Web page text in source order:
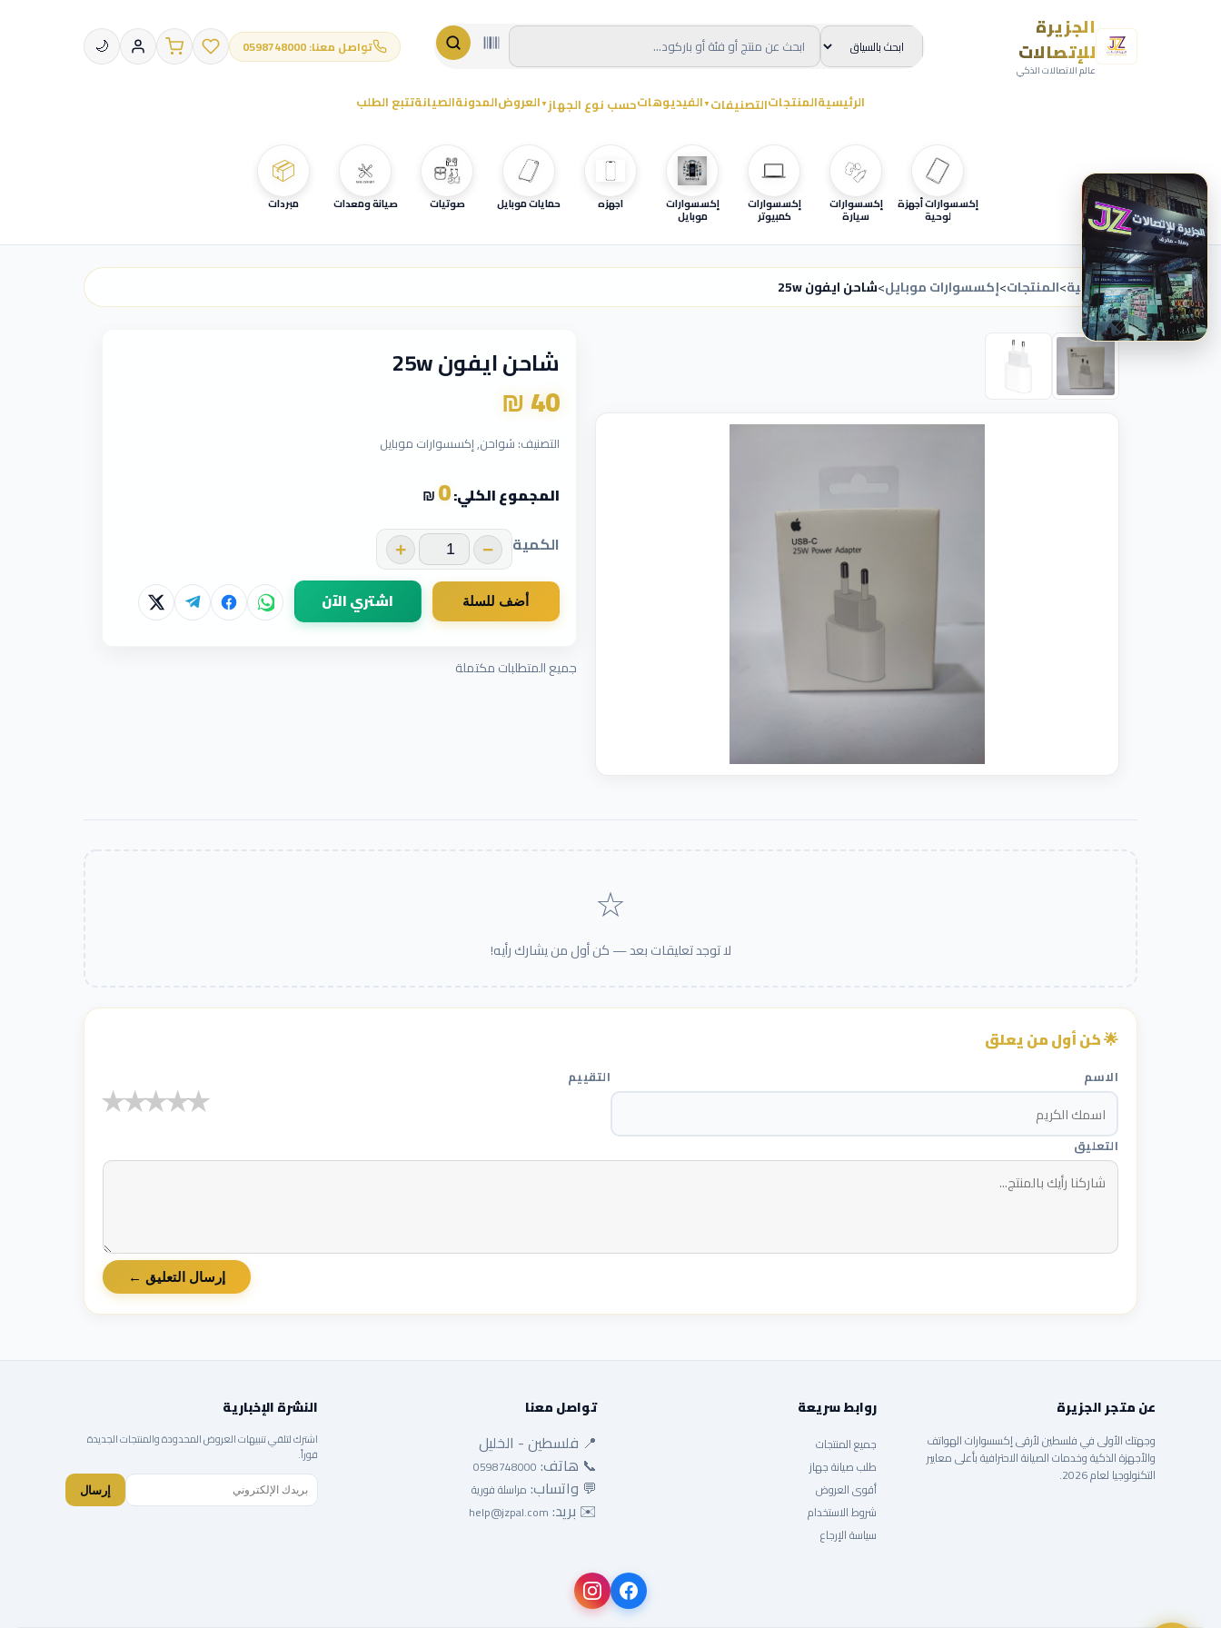
الجزيرة
للإتصالات
عالم الاتصالات الذكي
تواصل معنا: 0598748000 🌙
الرئيسيةالمنتجاتالتصنيفات ▼الفيديوهاتحسب نوع الجهاز ▼العروضالمدونةالصيانةتتبع الطلب
إكسسوارات أجهزة
لوحية
إكسسوارات
سيارة
إكسسوارات
كمبيوتر
إكسسوارات
موبايل
اجهزه حمايات موبايل صوتيات صيانة ومعدات
📦
مبردات
الرئيسية>المنتجات>إكسسوارات موبايل>شاحن ايفون 25w
شاحن ايفون 25w
40 ₪
التصنيف: شواحن, إكسسوارات موبايل
المجموع الكلي:0
₪
الكمية
−
+
أضف للسلة اشتري الآن
جميع المتطلبات مكتملة
☆
لا توجد تعليقات بعد — كن أول من يشارك رأيه!
🌟 كن أول من يعلق
الاسم التقييم
★★★★★
التعليق
إرسال التعليق ←
عن متجر الجزيرة
وجهتك الأولى في فلسطين لأرقى إكسسوارات الهواتف
والأجهزة الذكية وخدمات الصيانة الاحترافية بأعلى معايير
التكنولوجيا لعام 2026.
روابط سريعة
جميع المنتجات
طلب صيانة جهاز
أقوى العروض
شروط الاستخدام
سياسة الإرجاع
تواصل معنا
📍 فلسطين - الخليل
📞 هاتف: 0598748000
💬 واتساب: مراسلة فورية
✉️ بريد: help@jzpal.com
النشرة الإخبارية
اشترك لتلقي تنبيهات العروض المحدودة والمنتجات الجديدة
فوراً.
إرسال